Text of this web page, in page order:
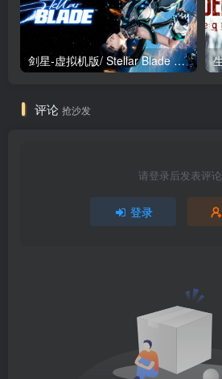
剑星-虚拟机版/ Stellar Blade v1.4.1|Build.19963153 终极版新补丁 送修改器 免安装中文版
评论 抢沙发
请登录后发表评论
登录